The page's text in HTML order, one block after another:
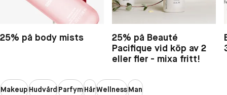
25% på body mists
25% på Beauté
Pacifique vid köp av 2
eller fler - mixa fritt!
MakeupHudvårdParfymHårWellnessMan